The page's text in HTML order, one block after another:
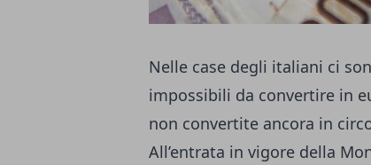
Nelle case degli italiani ci
impossibili da convertire in
non convertite ancora in
All’entrata in vigore della